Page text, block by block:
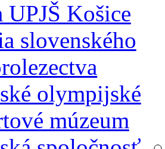
UPJŠ Košice
slovenského
olympijské
múzeum